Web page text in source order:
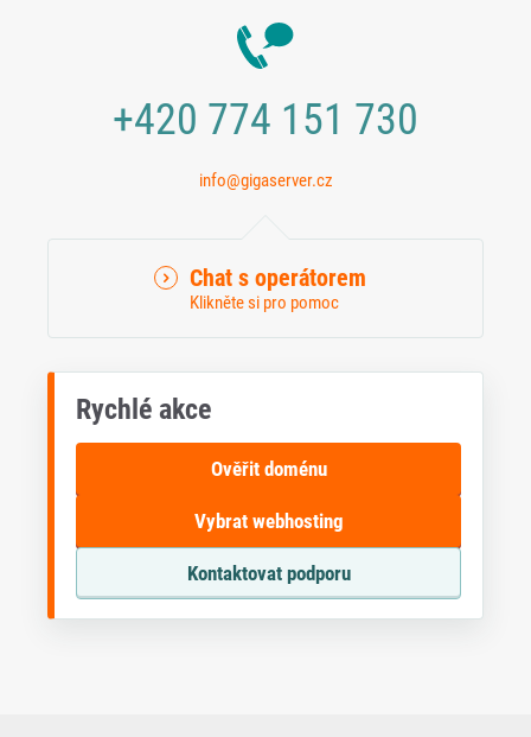
+420 774 151 730
info@gigaserver.cz
Chat s operátorem
Klikněte si pro pomoc
Rychlé akce
Ověřit doménu
Vybrat webhosting
Kontaktovat podporu